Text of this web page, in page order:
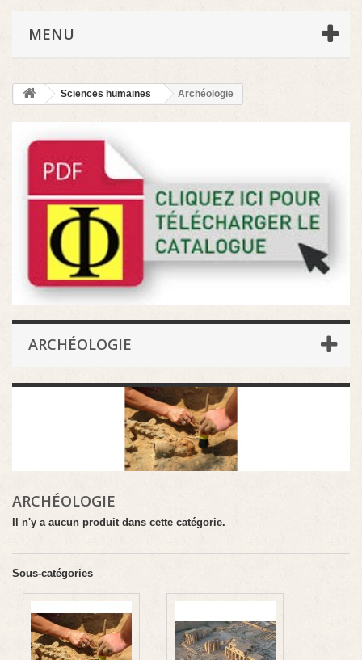
MENU
Sciences humaines Archéologie
ARCHÉOLOGIE
ARCHÉOLOGIE
Il n'y a aucun produit dans cette catégorie.
Sous-catégories